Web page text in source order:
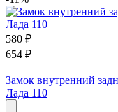
580 ₽
654 ₽
Замок внутренний
Лада 110